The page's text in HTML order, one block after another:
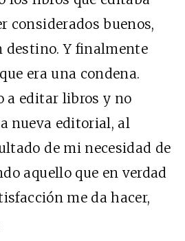
considerados buenos,
destino. Y finalmente
era una condena.
a editar libros y no
nueva editorial, al
de mi necesidad de
aquello que en verdad
me da hacer,